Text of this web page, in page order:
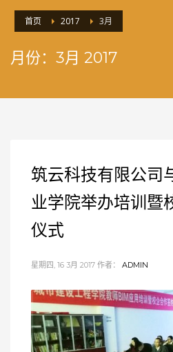
首页 2017 3月
月份：3月 2017
筑云科技有限公司
业学院举办培训暨
仪式
星期四, 16 3月 2017 作者： ADMIN